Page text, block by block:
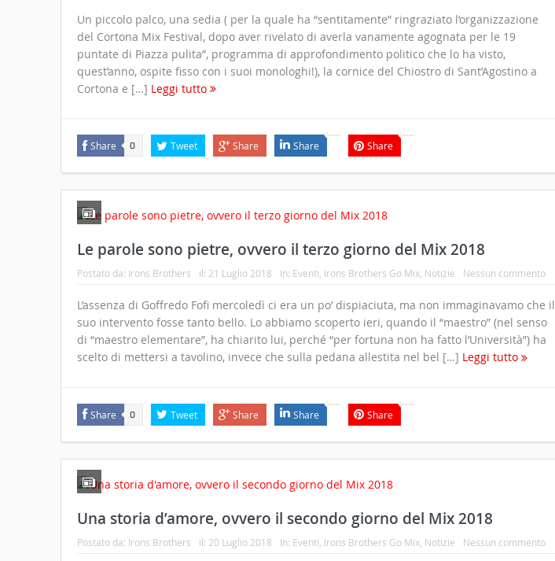
Un piccolo palco, una sedia ( per la quale ha “sentitamente” ringraziato l’organizzazione
del Cortona Mix Festival, dopo aver rivelato di averla vanamente agognata per le 19
puntate di Piazza pulita”, programma di approfondimento politico che lo ha visto,
quest’anno, ospite fisso con i suoi monologhi!), la cornice del Chiostro di Sant’Agostino a
Cortona e […] Leggi tutto
Share 0 Tweet Share Share Share
Le parole sono pietre, ovvero il terzo giorno del Mix 2018
Postato da: Irons Brothers il: 21 Luglio 2018 In: Eventi, Irons Brothers Go Mix, Notizie Nessun commento
L’assenza di Goffredo Fofi mercoledì ci era un po’ dispiaciuta, ma non immaginavamo che il
suo intervento fosse tanto bello. Lo abbiamo scoperto ieri, quando il “maestro” (nel senso
di “maestro elementare”, ha chiarito lui, perché “per fortuna non ha fatto l’Università”) ha
scelto di mettersi a tavolino, invece che sulla pedana allestita nel bel […] Leggi tutto
Share 0 Tweet Share Share Share
Una storia d’amore, ovvero il secondo giorno del Mix 2018
Postato da: Irons Brothers il: 20 Luglio 2018 In: Eventi Irons Brothers Go Mix, Notizie Nessun commento